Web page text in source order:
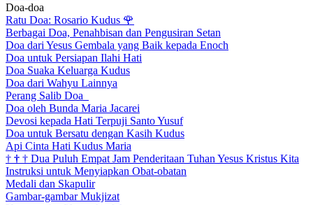
Doa-doa
Ratu Doa: Rosario Kudus 🌹
Berbagai Doa, Penahbisan dan Pengusiran Setan
Doa dari Yesus Gembala yang Baik kepada Enoch
Doa untuk Persiapan Ilahi Hati
Doa Suaka Keluarga Kudus
Doa dari Wahyu Lainnya
Perang Salib Doa
Doa oleh Bunda Maria Jacarei
Devosi kepada Hati Terpuji Santo Yusuf
Doa untuk Bersatu dengan Kasih Kudus
Api Cinta Hati Kudus Maria
† † † Dua Puluh Empat Jam Penderitaan Tuhan Yesus Kristus Kita
Instruksi untuk Menyiapkan Obat-obatan
Medali dan Skapulir
Gambar-gambar Mukjizat